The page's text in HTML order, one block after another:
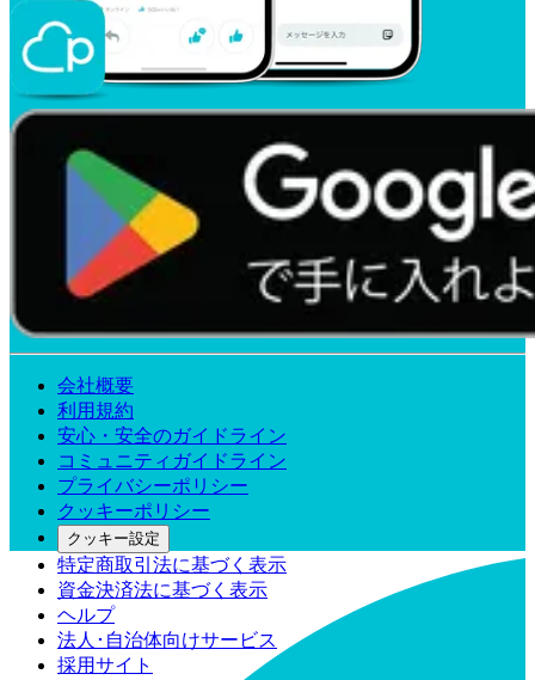
会社概要
利用規約
安心・安全のガイドライン
コミュニティガイドライン
プライバシーポリシー
クッキーポリシー
クッキー設定
特定商取引法に基づく表示
資金決済法に基づく表示
ヘルプ
法人･自治体向けサービス
採用サイト